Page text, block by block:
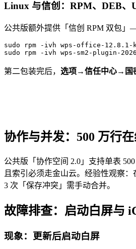
Linux 与信创：RPM、DEB、
公共版额外提供「信创 RPM 双包」
sudo rpm -ivh wps-office-12.8.1-
sudo rpm -ivh wps-sm2-plugin-
第二包装完后， 选项→信任中心→国
协作与并发：500 万行
公共版「协作空间 2.0」支持单表
且索引必须走金山云。经验性观察：
3 次「保存冲突」需手动合并。
故障排查：启动白屏与
现象：更新后启动白屏